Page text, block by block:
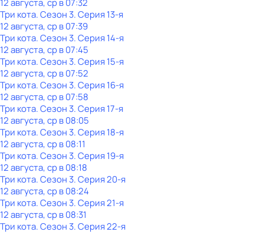
12 августа, ср в 07:32
Три кота. Сезон 3. Серия 13-я
12 августа, ср в 07:39
Три кота. Сезон 3. Серия 14-я
12 августа, ср в 07:45
Три кота. Сезон 3. Серия 15-я
12 августа, ср в 07:52
Три кота. Сезон 3. Серия 16-я
12 августа, ср в 07:58
Три кота. Сезон 3. Серия 17-я
12 августа, ср в 08:05
Три кота. Сезон 3. Серия 18-я
12 августа, ср в 08:11
Три кота. Сезон 3. Серия 19-я
12 августа, ср в 08:18
Три кота. Сезон 3. Серия 20-я
12 августа, ср в 08:24
Три кота. Сезон 3. Серия 21-я
12 августа, ср в 08:31
Три кота. Сезон 3. Серия 22-я